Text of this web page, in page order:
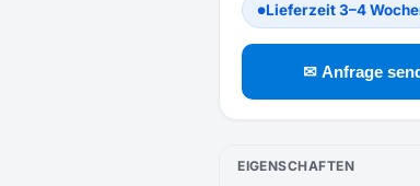
●Lieferzeit 3–4
✉ Anfrage
EIGENSCHAFTEN